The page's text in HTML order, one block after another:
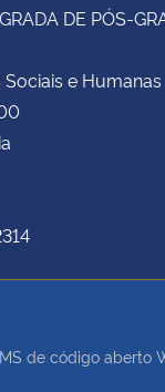
DE PÓS-
e Humanas
de código aberto